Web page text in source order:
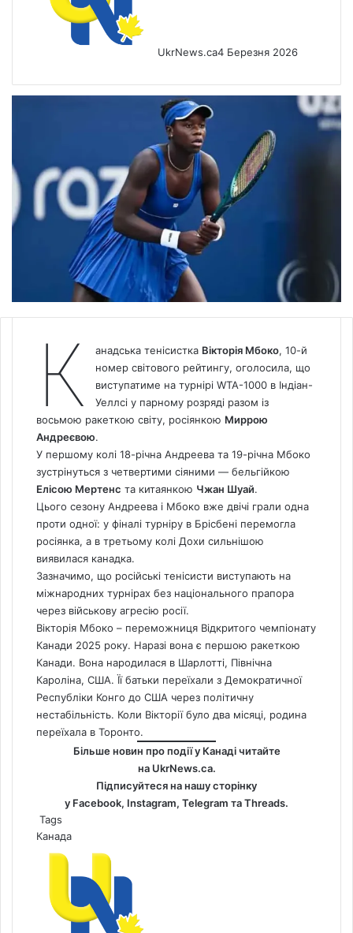
UkrNews.ca4 Березня 2026
К анадська тенісистка Вікторія Мбоко, 10-й
номер світового рейтингу, оголосила, що
виступатиме на турнірі WTA-1000 в Індіан-
Уеллсі у парному розряді разом із
восьмою ракеткою світу, росіянкою Миррою
Андреєвою.
У першому колі 18-річна Андреева та 19-річна Мбоко
зустрінуться з четвертими сіяними — бельгійкою
Елісою Мертенс та китаянкою Чжан Шуай.
Цього сезону Андреева і Мбоко вже двічі грали одна
проти одної: у фіналі турніру в Брісбені перемогла
росіянка, а в третьому колі Дохи сильнішою
виявилася канадка.
Зазначимо, що російські тенісисти виступають на
міжнародних турнірах без національного прапора
через військову агресію росії.
Вікторія Мбоко – переможниця Відкритого чемпіонату
Канади 2025 року. Наразі вона є першою ракеткою
Канади. Вона народилася в Шарлотті, Північна
Кароліна, США. Її батьки переїхали з Демократичної
Республіки Конго до США через політичну
нестабільність. Коли Вікторії було два місяці, родина
переїхала в Торонто.
Більше новин про події у Канаді читайте
на UkrNews.ca.
Підписуйтеся на нашу сторінку
у Facebook, Instagram, Telegram таThreads.
Tags
Канада